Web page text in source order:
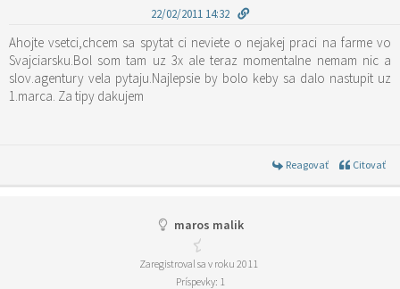
22/02/2011 14:32
Ahojte vsetci,chcem sa spytat ci neviete o nejakej praci na farme vo
Svajciarsku.Bol som tam uz 3x ale teraz momentalne nemam nic a
slov.agentury vela pytaju.Najlepsie by bolo keby sa dalo nastupit uz
1.marca. Za tipy dakujem
Reagovať Citovať
maros malik
Zaregistroval sa v roku 2011
Príspevky: 1